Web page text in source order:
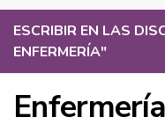
ESCRIBIR EN LAS
ENFERMERÍA"
Enfermería